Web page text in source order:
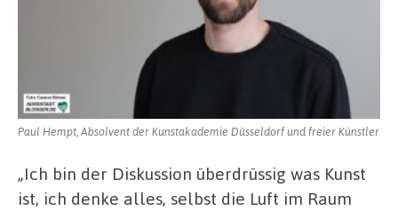
Paul Hempt, Absolvent der Kunstakademie Düsseldorf und freier Künstler
„Ich bin der Diskussion überdrüssig was Kunst
ist, ich denke alles, selbst die Luft im Raum